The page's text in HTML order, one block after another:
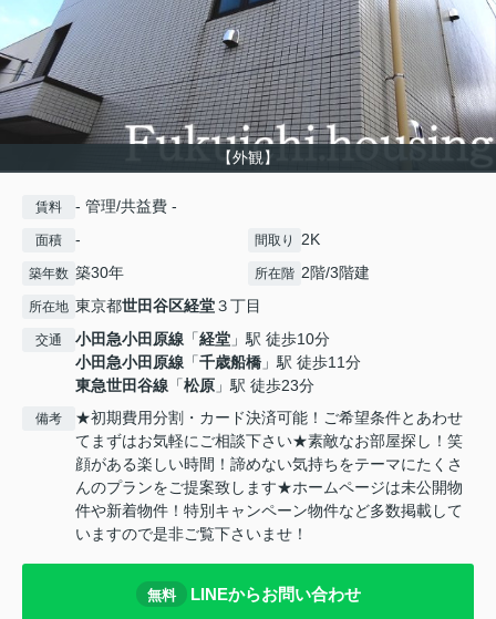
【外観】
賃料 - 管理/共益費 -
面積 - 間取り 2K
築年数 築30年 所在階 2階/3階建
所在地 東京都世田谷区経堂３丁目
交通 小田急小田原線 「経堂 」駅 徒歩10分
小田急小田原線 「千歳船橋 」駅 徒歩11分
東急世田谷線 「松原 」駅 徒歩23分
備考
★初期費用分割・カード決済可能！ご希望条件とあわせ
てまずはお気軽にご相談下さい★素敵なお部屋探し！笑
顔がある楽しい時間！諦めない気持ちをテーマにたくさ
んのプランをご提案致します★ホームページは未公開物
件や新着物件！特別キャンペーン物件など多数掲載して
いますので是非ご覧下さいませ！
無料 LINEからお問い合わせ